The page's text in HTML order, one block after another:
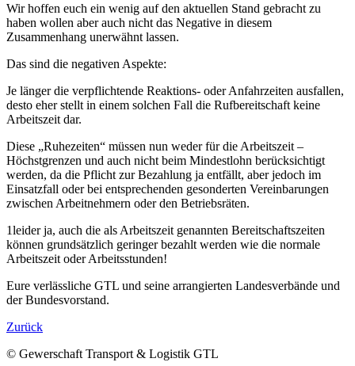
Wir hoffen euch ein wenig auf den aktuellen Stand gebracht zu
haben wollen aber auch nicht das Negative in diesem
Zusammenhang unerwähnt lassen.
Das sind die negativen Aspekte:
Je länger die verpflichtende Reaktions- oder Anfahrzeiten ausfallen,
desto eher stellt in einem solchen Fall die Rufbereitschaft keine
Arbeitszeit dar.
Diese „Ruhezeiten“ müssen nun weder für die Arbeitszeit –
Höchstgrenzen und auch nicht beim Mindestlohn berücksichtigt
werden, da die Pflicht zur Bezahlung ja entfällt, aber jedoch im
Einsatzfall oder bei entsprechenden gesonderten Vereinbarungen
zwischen Arbeitnehmern oder den Betriebsräten.
1leider ja, auch die als Arbeitszeit genannten Bereitschaftszeiten
können grundsätzlich geringer bezahlt werden wie die normale
Arbeitszeit oder Arbeitsstunden!
Eure verlässliche GTL und seine arrangierten Landesverbände und
der Bundesvorstand.
Zurück
© Gewerschaft Transport & Logistik GTL